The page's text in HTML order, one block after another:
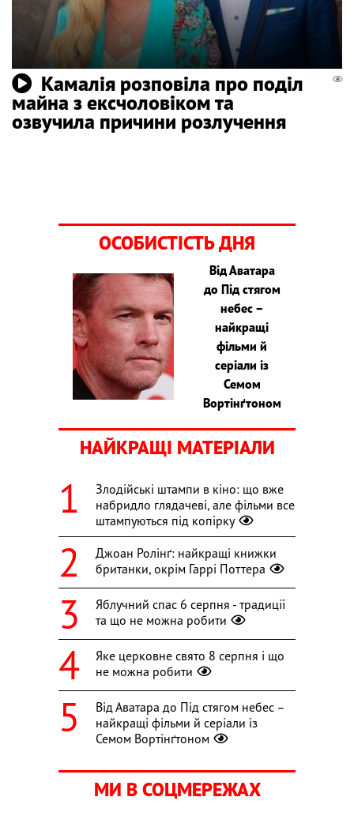
Камалія розповіла про поділ
майна з ексчоловіком та
озвучила причини розлучення
ОСОБИСТІСТЬ ДНЯ
Від Аватара
до Під стягом
небес –
найкращі
фільми й
серіали із
Семом
Вортінґтоном
НАЙКРАЩІ МАТЕРІАЛИ
Злодійські штампи в кіно: що вже
набридло глядачеві, але фільми все
штампуються під копірку
Джоан Ролінґ: найкращі книжки
британки, окрім Гаррі Поттера
Яблучний спас 6 серпня - традиції
та що не можна робити
Яке церковне свято 8 серпня і що
не можна робити
Від Аватара до Під стягом небес –
найкращі фільми й серіали із
Семом Вортінґтоном
МИ В СОЦМЕРЕЖАХ